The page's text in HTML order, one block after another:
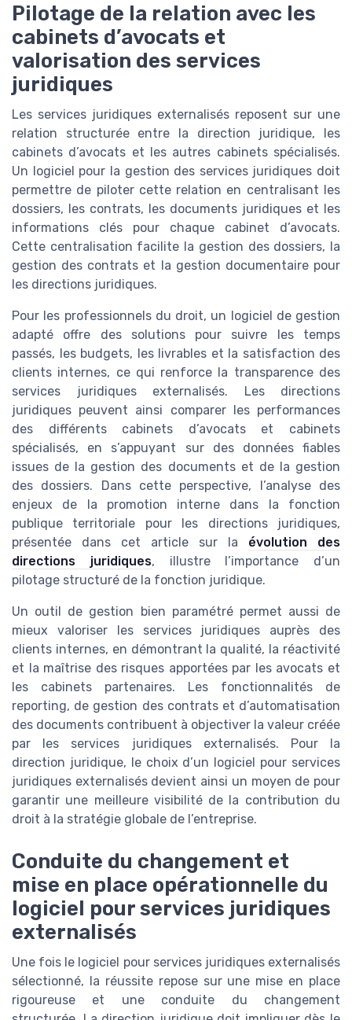
Pilotage de la relation avec les
cabinets d’avocats et
valorisation des services
juridiques
Les services juridiques externalisés reposent sur une
relation structurée entre la direction juridique, les
cabinets d’avocats et les autres cabinets spécialisés.
Un logiciel pour la gestion des services juridiques doit
permettre de piloter cette relation en centralisant les
dossiers, les contrats, les documents juridiques et les
informations clés pour chaque cabinet d’avocats.
Cette centralisation facilite la gestion des dossiers, la
gestion des contrats et la gestion documentaire pour
les directions juridiques.
Pour les professionnels du droit, un logiciel de gestion
adapté offre des solutions pour suivre les temps
passés, les budgets, les livrables et la satisfaction des
clients internes, ce qui renforce la transparence des
services juridiques externalisés. Les directions
juridiques peuvent ainsi comparer les performances
des différents cabinets d’avocats et cabinets
spécialisés, en s’appuyant sur des données fiables
issues de la gestion des documents et de la gestion
des dossiers. Dans cette perspective, l’analyse des
enjeux de la promotion interne dans la fonction
publique territoriale pour les directions juridiques,
présentée dans cet article sur la évolution des
directions juridiques, illustre l’importance d’un
pilotage structuré de la fonction juridique.
Un outil de gestion bien paramétré permet aussi de
mieux valoriser les services juridiques auprès des
clients internes, en démontrant la qualité, la réactivité
et la maîtrise des risques apportées par les avocats et
les cabinets partenaires. Les fonctionnalités de
reporting, de gestion des contrats et d’automatisation
des documents contribuent à objectiver la valeur créée
par les services juridiques externalisés. Pour la
direction juridique, le choix d’un logiciel pour services
juridiques externalisés devient ainsi un moyen de pour
garantir une meilleure visibilité de la contribution du
droit à la stratégie globale de l’entreprise.
Conduite du changement et
mise en place opérationnelle du
logiciel pour services juridiques
externalisés
Une fois le logiciel pour services juridiques externalisés
sélectionné, la réussite repose sur une mise en place
rigoureuse et une conduite du changement